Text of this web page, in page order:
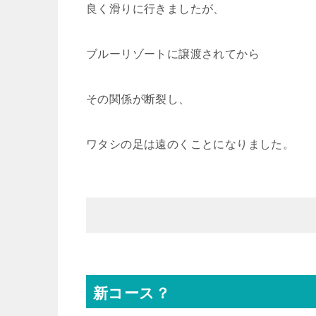
良く滑りに行きましたが、
ブルーリゾートに譲渡されてから
その関係が断裂し、
ワタシの足は遠のくことになりました。
新コース？